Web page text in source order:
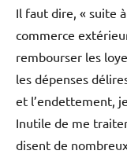
Il faut dire, « suite
commerce
rembourser les
les dépenses
et l’endettement,
Inutile de me
disent de